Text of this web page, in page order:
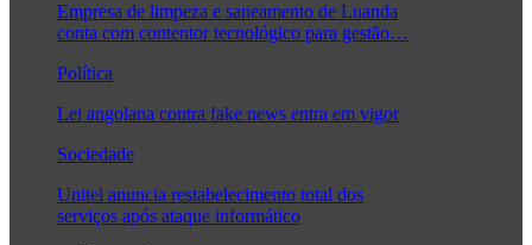
Empresa de limpeza e saneamento de Luanda
conta com contentor tecnológico para gestão…
Política
Lei angolana contra fake news entra em vigor
Sociedade
Unitel anuncia restabelecimento total dos
serviços após ataque informático